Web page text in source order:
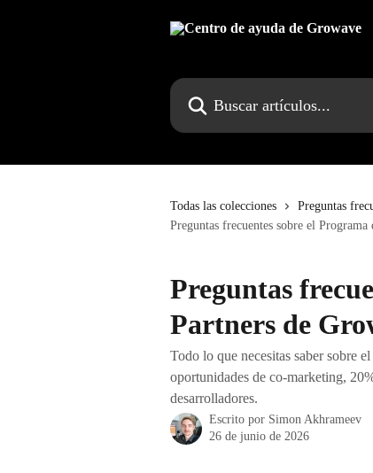
Buscar artículos...
Todas las colecciones
Preguntas
Preguntas frecuentes sobre el
Preguntas
Partners de
Todo lo que necesitas saber sobre
oportunidades de co-marketing,
desarrolladores.
Escrito por Simon Akhrameev
26 de junio de 2026